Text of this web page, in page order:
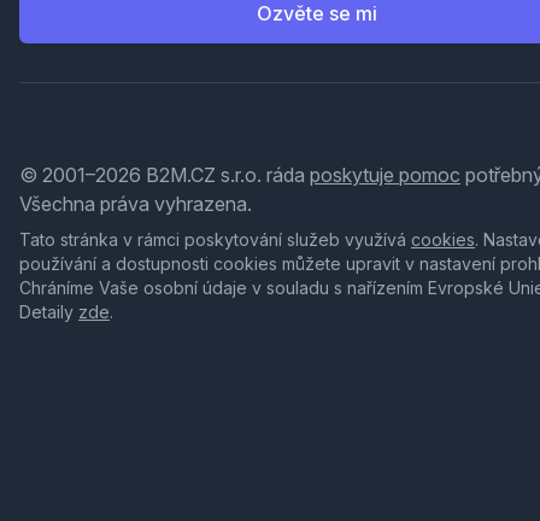
Ozvěte se mi
© 2001–2026 B2M.CZ s.r.o. ráda poskytuje pomoc
Všechna práva vyhrazena.
Tato stránka v rámci poskytování služeb využívá cookies.
používání a dostupnosti cookies můžete upravit v nastavení
Chráníme Vaše osobní údaje v souladu s nařízením Evropské
Detaily zde.